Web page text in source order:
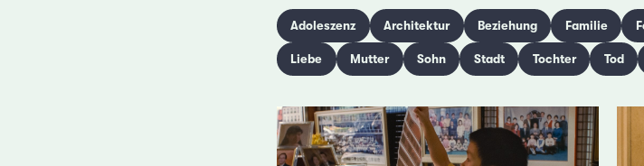
Adoleszenz Architektur Beziehung Familie
Liebe Mutter Sohn Stadt Tochter Tod